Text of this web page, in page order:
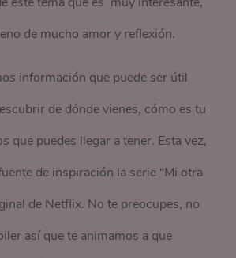
de mucho amor y reflexión.
información que puede ser útil
de dónde vienes, cómo es tu
que puedes llegar a tener. Esta vez,
de inspiración la serie “Mi otra
de Netflix. No te preocupes, no
así que te animamos a que